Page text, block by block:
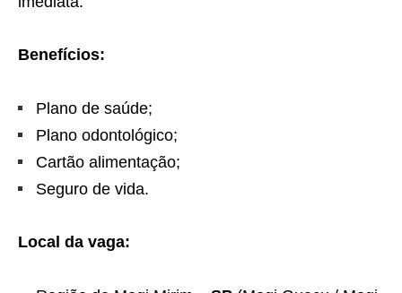
Benefícios:
Plano de saúde;
Plano odontológico;
Cartão alimentação;
Seguro de vida.
Local da vaga: